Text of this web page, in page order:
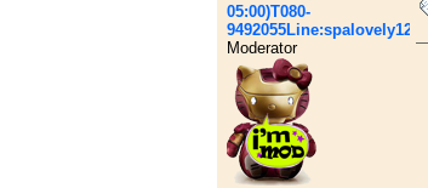
05:00)T080-
9492055Line:spalovely123
Moderator